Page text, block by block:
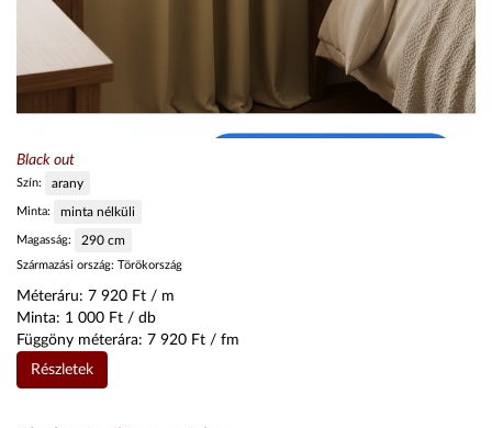
Black out
Szín: arany
Minta: minta nélküli
Magasság: 290 cm
Származási ország: Törökország
Méteráru: 7 920 Ft / m
Minta: 1 000 Ft / db
Függöny méterára: 7 920 Ft / fm
Részletek